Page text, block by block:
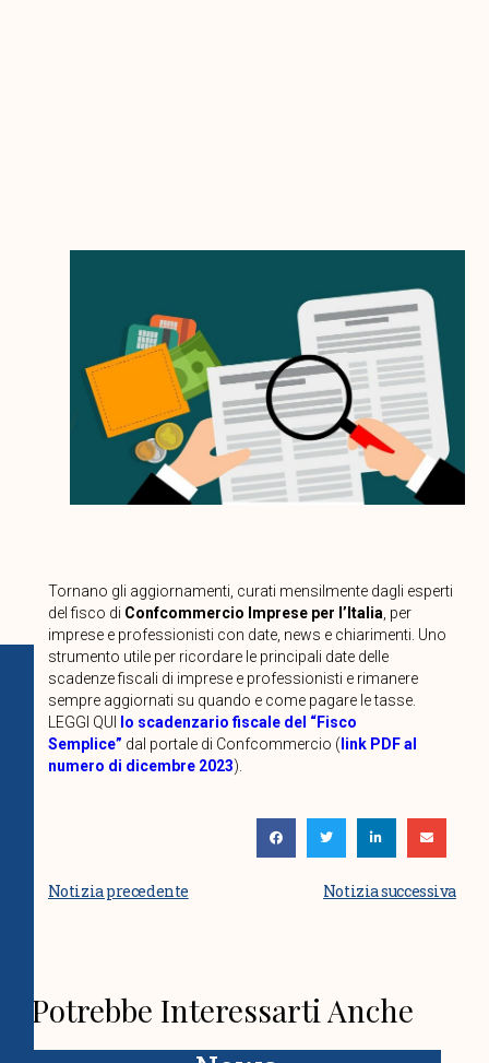
Tornano gli aggiornamenti, curati mensilmente dagli esperti
del fisco di Confcommercio Imprese per l’Italia , per
imprese e professionisti con date, news e chiarimenti. Uno
strumento utile per ricordare le principali date delle
scadenze fiscali di imprese e professionisti e rimanere
sempre aggiornati su quando e come pagare le tasse.
LEGGI QUI lo scadenzario fiscale del “Fisco
Semplice” dal portale di Confcommercio (link PDF al
numero di dicembre 2023).
Notizia precedente Notizia successiva
Potrebbe Interessarti Anche